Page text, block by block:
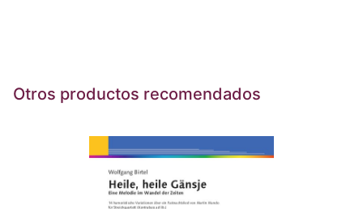
Otros productos recomendados